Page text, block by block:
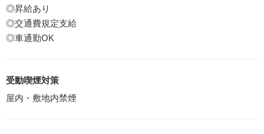
◎昇給あり
◎交通費規定支給
◎車通勤OK
受動喫煙対策
屋内・敷地内禁煙